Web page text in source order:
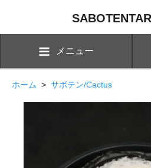
メニュー
ホーム > サボテン/Cactus